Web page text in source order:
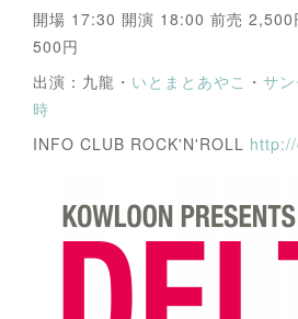
開場 17:30 開演 18:00 前売
500円
出演：九龍・ いとまとあやこ ・ サ
時
INFO CLUB ROCK'N'ROLL